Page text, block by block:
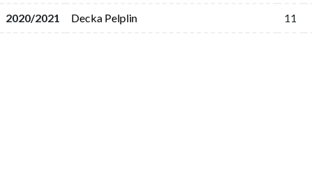
2020/2021 Decka Pelplin 11